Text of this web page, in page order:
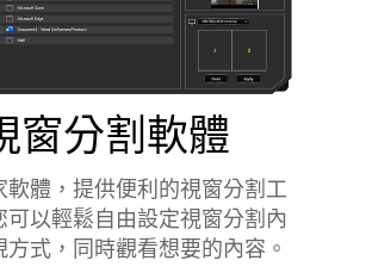
體
視窗分割工
視窗分割內
要的內容。